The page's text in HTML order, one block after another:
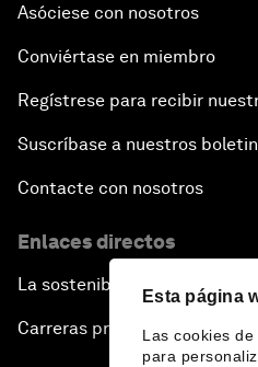
Esta página
Las cookies
para
Asóciese con nosotros
Conviértase en miembro
Regístrese para recibir
Suscríbase a nuestros
Contacte con nosotros
Enlaces directos
La sostenibilidad en el Foro
Carreras profesionales